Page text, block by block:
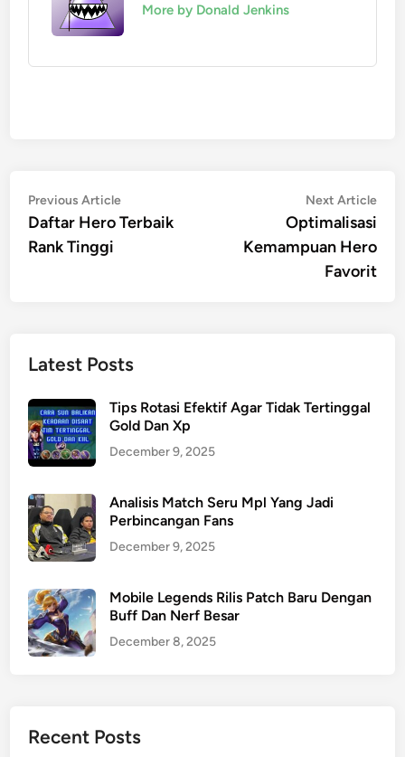
More by Donald Jenkins
Post
navigation
Previous ArticlePrevious
article:
Daftar Hero Terbaik
Rank Tinggi
Next Article
Optimalisasi
Kemampuan Hero
Favorit
Latest Posts
Tips Rotasi Efektif Agar Tidak Tertinggal
Gold Dan Xp
December 9, 2025
Analisis Match Seru Mpl Yang Jadi
Perbincangan Fans
December 9, 2025
Mobile Legends Rilis Patch Baru Dengan
Buff Dan Nerf Besar
December 8, 2025
Recent Posts